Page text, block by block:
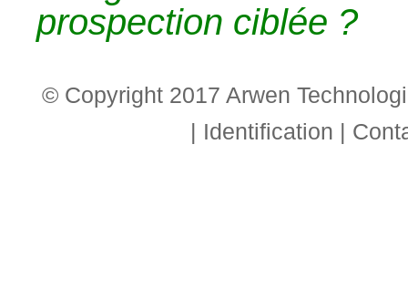
prospection ciblée ?
© Copyright 2017 Arwen
| Identification |